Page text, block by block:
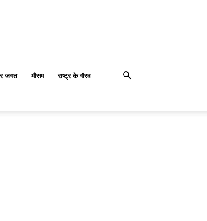
जगत मौसम राष्ट्र के गौरव